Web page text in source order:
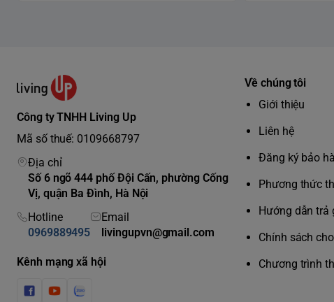
Bình chứa máy xay sinh tố
có dung tích 1,5L
loại nhựa tổng hợp không chứa PBA, an toàn cho sức khỏe.
như một sản phẩm tối giản đẹp mắt mà còn mang phong
Công ty TNHH Living Up
Mã số thuế: 0109668797
Địa chỉ
Số 6 ngõ 444 phố Đội Cấn, phường Cống
Vị, quận Ba Đình, Hà Nội
Hotline
0969889495
Email
livingupvn@gmail.com
Kênh mạng xã hội
Về chúng tôi
Giới thiệu
Liên hệ
Đăng ký bảo
Phương thức
Hướng dẫn trả
Chính sách
Chương trình